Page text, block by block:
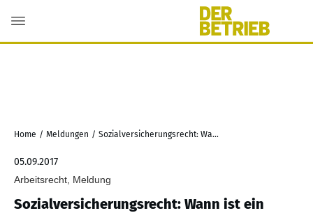
Home / Meldungen / Sozialversicherungsrecht: Wann ist ein Dozent selbstständig?
05.09.2017
Arbeitsrecht, Meldung
Sozialversicherungsrecht: Wann ist ein